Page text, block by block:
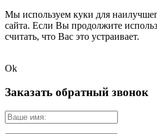
Мы используем куки для
сайта. Если Вы продолжите
считать, что Вас это устраивает.
Ok
Заказать обратный звонок